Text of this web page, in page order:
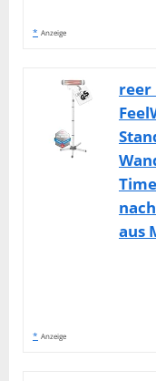
* Anzeige
aus
* Anzeige